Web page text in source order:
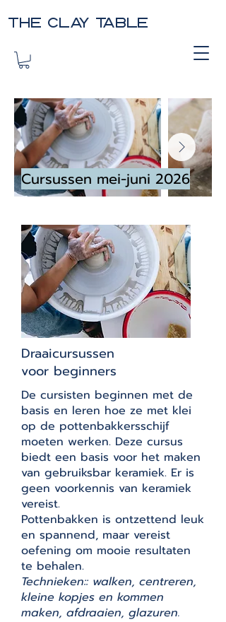
THE CLAY TABLE
Cursussen mei-juni 2026
Draaicursussen
voor beginners
De cursisten beginnen met de
basis en leren hoe ze met klei
op de pottenbakkersschijf
moeten werken. Deze cursus
biedt een basis voor het maken
van gebruiksbar keramiek. Er is
geen voorkennis van keramiek
vereist.
Pottenbakken is ontzettend leuk
en spannend, maar vereist
oefening om mooie resultaten
te behalen.
Technieken:: walken, centreren,
kleine kopjes en kommen
maken, afdraaien, glazuren.